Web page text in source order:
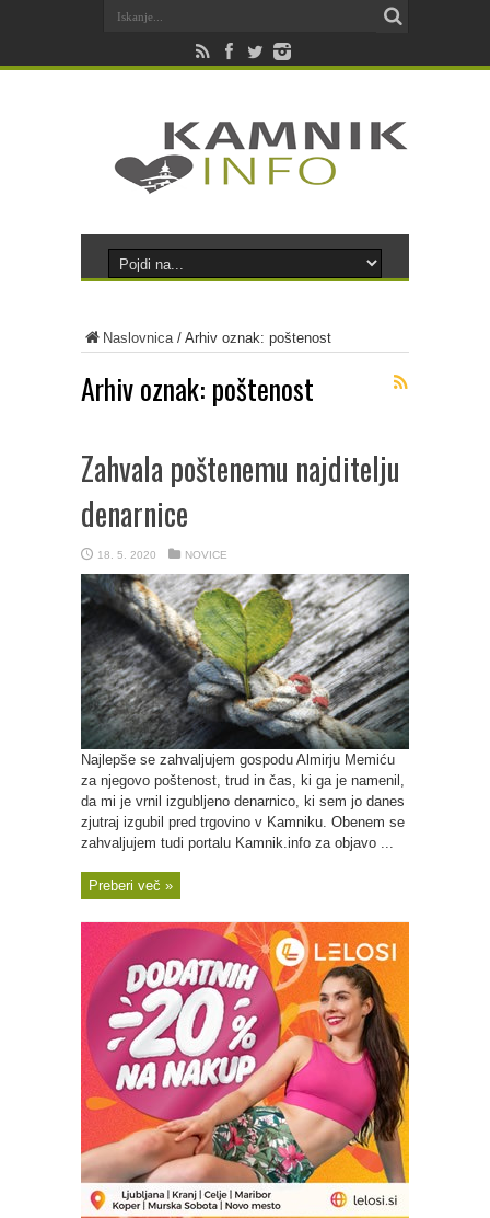
Naslovnica/ Arhiv oznak: poštenost
Arhiv oznak: poštenost
Zahvala poštenemu najditelju
denarnice
18. 5. 2020 NOVICE
Najlepše se zahvaljujem gospodu Almirju Memiću
za njegovo poštenost, trud in čas, ki ga je namenil,
da mi je vrnil izgubljeno denarnico, ki sem jo danes
zjutraj izgubil pred trgovino v Kamniku. Obenem se
zahvaljujem tudi portalu Kamnik.info za objavo ...
Preberi več »